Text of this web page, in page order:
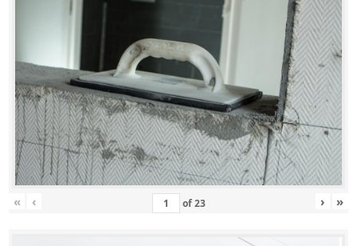
« ‹ of23 › »